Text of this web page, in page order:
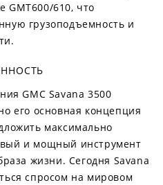
GMT600/610, что
грузоподъемность и
GMC Savana 3500
его основная концепция
максимально
и мощный инструмент
жизни. Сегодня Savana
спросом на мировом